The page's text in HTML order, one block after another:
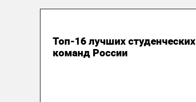
Топ-16 лучших студенческих
команд России